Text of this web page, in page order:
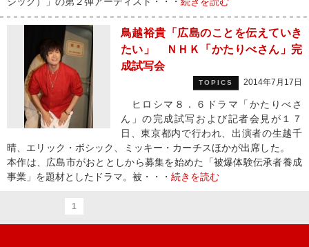
鳥越裕貴「広島のことを伝えていき
たい」 ＮＨＫ「かたりべさん」完
成試写会
TOPICS 2014年7月17日
ヒロシマ８．６ドラマ「かたりべさ
ん」の完成試写および記者会見が１７
日、東京都内で行われ、出演者の生越千
晴、エリック・ボシック、ミッキー・カーチスほかが出席した。
本作は、広島市がおととしから募集を始めた「被爆体験伝承者養成
事業」を題材としたドラマ。被・・・ 続きを読む
1